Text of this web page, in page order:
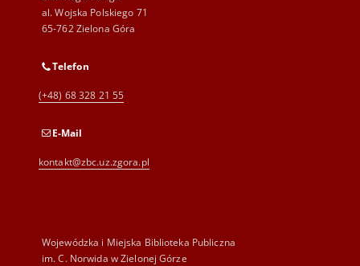
al. Wojska Polskiego 71
65-762 Zielona Góra
Telefon
(+48) 68 328 21 55
E-Mail
kontakt@zbc.uz.zgora.pl
Wojewódzka i Miejska Biblioteka Publiczna
im. C. Norwida w Zielonej Górze